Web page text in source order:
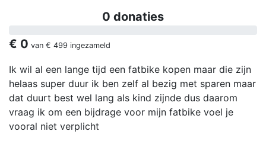
0 donaties
€ 0 van € 499 ingezameld
Ik wil al een lange tijd een fatbike kopen maar die zijn
helaas super duur ik ben zelf al bezig met sparen maar
dat duurt best wel lang als kind zijnde dus daarom
vraag ik om een bijdrage voor mijn fatbike voel je
vooral niet verplicht